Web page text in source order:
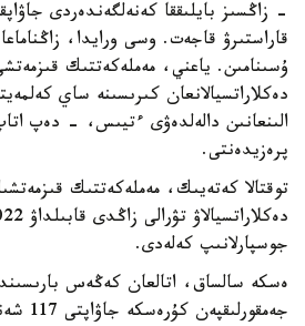
- زاڭسىز بايلىققا كەنەلگەندەردى
قاراستىرۋ قاجەت. وسى ورايدا،
ۇسىنامىن. ياعني، مەملەكەتتىك
دەكلاراتسيالانعان كىرىسىنە ساي
الىنعانىن دالەلدەۋى ءتيىس، - دەپ
پرەزيدەنتى.
توقتالا كەتەيىك، مەملەكەتتىك
جوسپارلانىپ كەلەدى.
ەسكە سالساق، اتالعان كەڭەس